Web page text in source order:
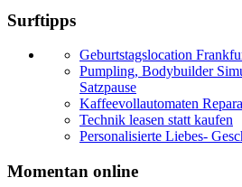
Surftipps
Geburtstagslocation
Pumpling, Bodybuilder
Satzpause
Kaffeevollautomaten
Technik leasen statt kaufen
Personalisierte Liebes-
Momentan online